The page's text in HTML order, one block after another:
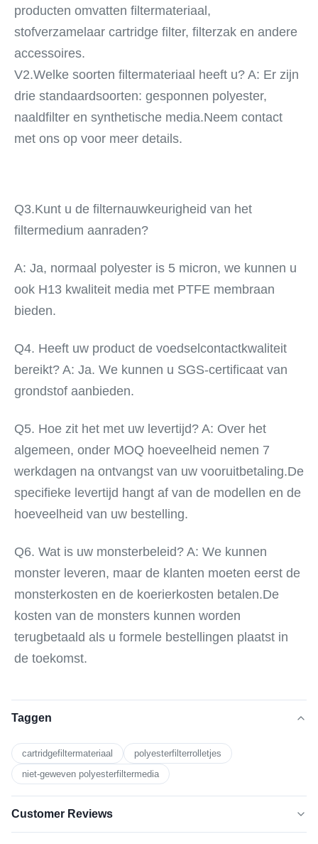
producten omvatten filtermateriaal,
stofverzamelaar cartridge filter, filterzak en andere
accessoires.
V2.Welke soorten filtermateriaal heeft u? A: Er zijn
drie standaardsoorten: gesponnen polyester,
naaldfilter en synthetische media.Neem contact
met ons op voor meer details.
Q3.Kunt u de filternauwkeurigheid van het
filtermedium aanraden?
A: Ja, normaal polyester is 5 micron, we kunnen u
ook H13 kwaliteit media met PTFE membraan
bieden.
Q4. Heeft uw product de voedselcontactkwaliteit
bereikt? A: Ja. We kunnen u SGS-certificaat van
grondstof aanbieden.
Q5. Hoe zit het met uw levertijd? A: Over het
algemeen, onder MOQ hoeveelheid nemen 7
werkdagen na ontvangst van uw vooruitbetaling.De
specifieke levertijd hangt af van de modellen en de
hoeveelheid van uw bestelling.
Q6. Wat is uw monsterbeleid? A: We kunnen
monster leveren, maar de klanten moeten eerst de
monsterkosten en de koerierkosten betalen.De
kosten van de monsters kunnen worden
terugbetaald als u formele bestellingen plaatst in
de toekomst.
Taggen
cartridgefiltermateriaal
polyesterfilterrolletjes
niet-geweven polyesterfiltermedia
Customer Reviews